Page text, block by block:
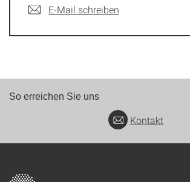
E-Mail schreiben
So erreichen Sie uns
Kontakt